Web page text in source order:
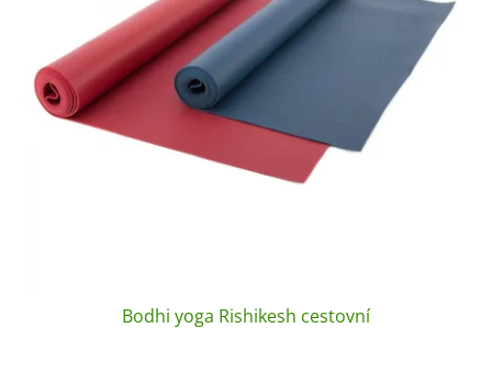
Bodhi yoga Rishikesh cestovní